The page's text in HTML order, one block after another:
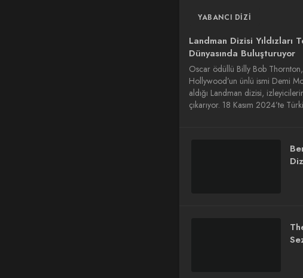
YABANCI DIZI
Landman Dizisi Yıldızları
Dünyasında Buluşturuyor
Oscar ödüllü Billy Bob
Hollywood’un ünlü ismi Demi
aldığı Landman dizisi,
çıkarıyor. 18 Kasım 2024’te